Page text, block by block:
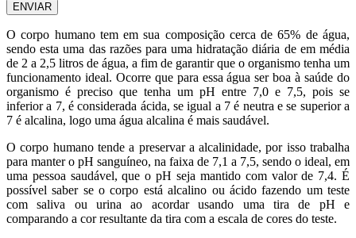
ENVIAR
O corpo humano tem em sua composição cerca de 65% de água,
sendo esta uma das razões para uma hidratação diária de em média
de 2 a 2,5 litros de água, a fim de garantir que o organismo tenha um
funcionamento ideal. Ocorre que para essa água ser boa à saúde do
organismo é preciso que tenha um pH entre 7,0 e 7,5, pois se
inferior a 7, é considerada ácida, se igual a 7 é neutra e se superior a
7 é alcalina, logo uma água alcalina é mais saudável.
O corpo humano tende a preservar a alcalinidade, por isso trabalha
para manter o pH sanguíneo, na faixa de 7,1 a 7,5, sendo o ideal, em
uma pessoa saudável, que o pH seja mantido com valor de 7,4. É
possível saber se o corpo está alcalino ou ácido fazendo um teste
com saliva ou urina ao acordar usando uma tira de pH e
comparando a cor resultante da tira com a escala de cores do teste.